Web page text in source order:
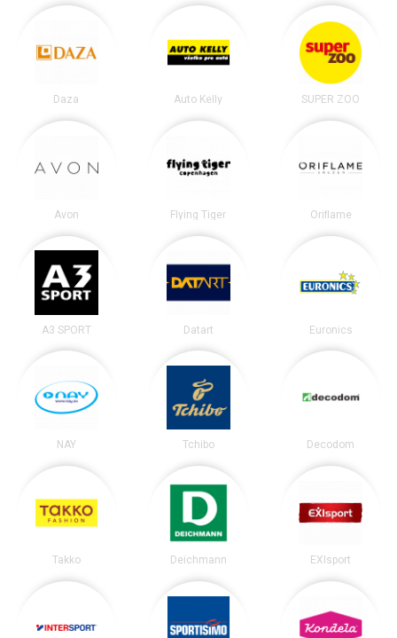
Daza Auto Kelly SUPER ZOO
Avon Flying Tiger Oriflame
A3 SPORT Datart Euronics
NAY Tchibo Decodom
Takko Deichmann EXIsport